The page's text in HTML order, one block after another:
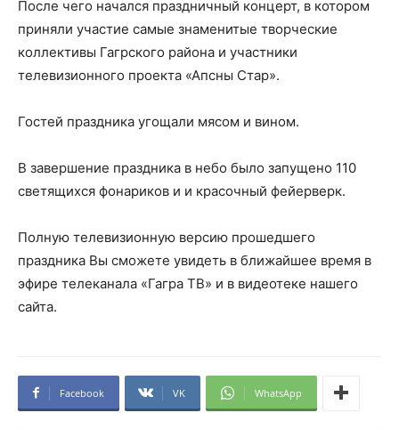
После чего начался праздничный концерт, в котором
приняли участие самые знаменитые творческие
коллективы Гагрского района и участники
телевизионного проекта «Апсны Стар».
Гостей праздника угощали мясом и вином.
В завершение праздника в небо было запущено 110
светящихся фонариков и и красочный фейерверк.
Полную телевизионную версию прошедшего
праздника Вы сможете увидеть в ближайшее время в
эфире телеканала «Гагра ТВ» и в видеотеке нашего
сайта.
Facebook VK WhatsApp